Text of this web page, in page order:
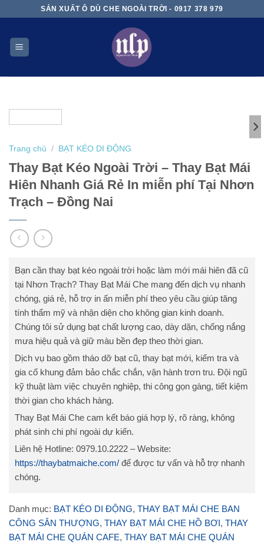
content
SẢN XUẤT Ô DÙ CHE NGOÀI TRỜI - 0917 378 979
Trang chủ / BẠT KÉO DI ĐỘNG
Thay Bạt Kéo Ngoài Trời – Thay Bạt Mái
Hiên Nhanh Giá Rẻ In miễn phí Tại Nhơn
Trạch – Đồng Nai
Bạn cần thay bạt kéo ngoài trời hoặc làm mới mái hiên đã cũ
tại Nhơn Trạch? Thay Bạt Mái Che mang đến dịch vụ nhanh
chóng, giá rẻ, hỗ trợ in ấn miễn phí theo yêu cầu giúp tăng
tính thẩm mỹ và nhận diện cho không gian kinh doanh.
Chúng tôi sử dụng bạt chất lượng cao, dày dặn, chống nắng
mưa hiệu quả và giữ màu bền đẹp theo thời gian.
Dịch vụ bao gồm tháo dỡ bạt cũ, thay bạt mới, kiểm tra và
gia cố khung đảm bảo chắc chắn, vận hành trơn tru. Đội ngũ
kỹ thuật làm việc chuyên nghiệp, thi công gọn gàng, tiết kiệm
thời gian cho khách hàng.
Thay Bạt Mái Che cam kết báo giá hợp lý, rõ ràng, không
phát sinh chi phí ngoài dự kiến.
Liên hệ Hotline: 0979.10.2222 – Website:
https://thaybatmaiche.com/ để được tư vấn và hỗ trợ nhanh
chóng.
Danh mục: BẠT KÉO DI ĐỘNG, THAY BẠT MÁI CHE BAN
CÔNG SÂN THƯỢNG, THAY BẠT MÁI CHE HỒ BƠI, THAY
BẠT MÁI CHE QUÁN CAFE, THAY BẠT MÁI CHE QUÁN